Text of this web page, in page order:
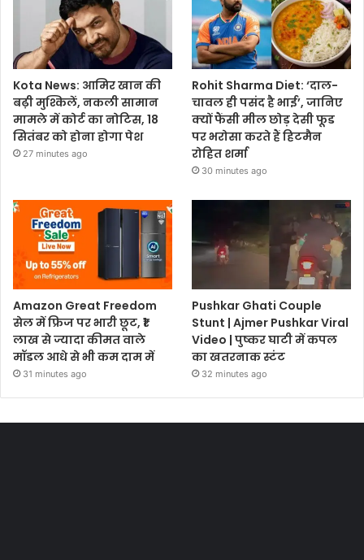
Kota News: आमिर खान की
बढ़ी मुश्किलें, नकली सामान
मामले में कोर्ट का नोटिस, 18
सितंबर को होना होगा पेश
27 minutes ago
Rohit Sharma Diet: ‘दाल-
चावल ही पसंद है भाई’, जानिए
क्यों फैंसी मील छोड़ देसी फूड
पर भरोसा करते हैं हिटमैन
रोहित शर्मा
30 minutes ago
Amazon Great Freedom
सेल में फ्रिज पर भारी छूट, ₹1
लाख से ज्यादा कीमत वाले
मॉडल आधे से भी कम दाम में
31 minutes ago
Pushkar Ghati Couple
Stunt | Ajmer Pushkar Viral
Video | पुष्कर घाटी में कपल
का खतरनाक स्टंट
32 minutes ago